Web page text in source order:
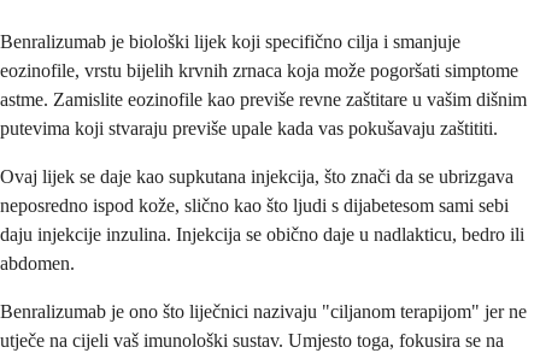
Benralizumab je biološki lijek koji specifično cilja i smanjuje
eozinofile, vrstu bijelih krvnih zrnaca koja može pogoršati simptome
astme. Zamislite eozinofile kao previše revne zaštitare u vašim dišnim
putevima koji stvaraju previše upale kada vas pokušavaju zaštititi.
Ovaj lijek se daje kao supkutana injekcija, što znači da se ubrizgava
neposredno ispod kože, slično kao što ljudi s dijabetesom sami sebi
daju injekcije inzulina. Injekcija se obično daje u nadlakticu, bedro ili
abdomen.
Benralizumab je ono što liječnici nazivaju "ciljanom terapijom" jer ne
utječe na cijeli vaš imunološki sustav. Umjesto toga, fokusira se na